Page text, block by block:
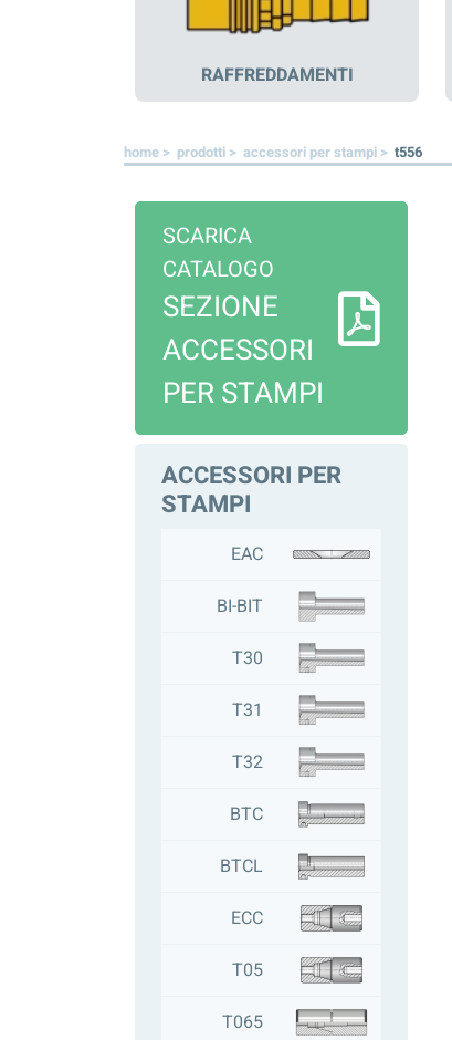
RAFFREDDAMENTI
home > prodotti > accessori per stampi > t556
SCARICA
CATALOGO
SEZIONE
ACCESSORI
PER STAMPI
ACCESSORI PER
STAMPI
EAC
BI-BIT
T30
T31
T32
BTC
BTCL
ECC
T05
T065